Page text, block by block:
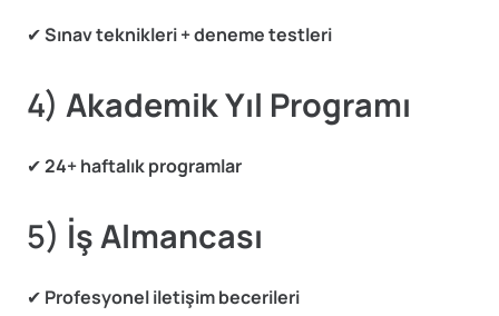
✔Sınav teknikleri + deneme testleri
4) Akademik Yıl Programı
✔24+ haftalık programlar
5) İş Almancası
✔ Profesyonel iletişim becerileri